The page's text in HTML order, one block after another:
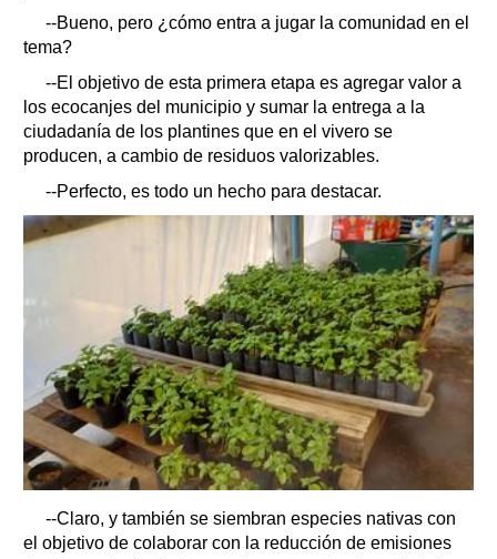
--Bueno, pero ¿cómo entra a jugar la comunidad en el
tema?
--El objetivo de esta primera etapa es agregar valor a
los ecocanjes del municipio y sumar la entrega a la
ciudadanía de los plantines que en el vivero se
producen, a cambio de residuos valorizables.
--Perfecto, es todo un hecho para destacar.
--Claro, y también se siembran especies nativas con
el objetivo de colaborar con la reducción de emisiones